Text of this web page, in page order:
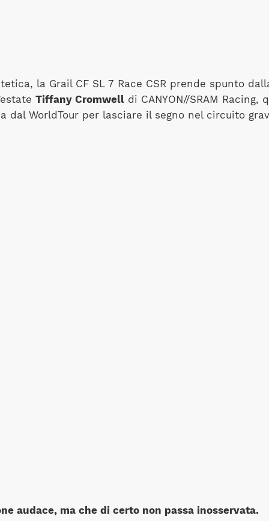
la Grail CF SL 7 Race CSR prende spunto
Tiffany Cromwell di CANYON//SRAM Racing,
dal WorldTour per lasciare il segno nel circuito
audace, ma che di certo non passa inosservata.